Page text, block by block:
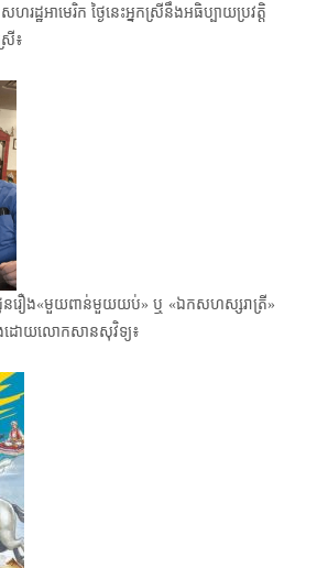
រដ្ឋអាមេរិក ថ្ងៃនេះអ្នកស្រីនឹងអធិប្បាយប្រវត្តិ
រី៖​
នរឿង«មួយពាន់មួយយប់» ឬ «ឯកសហស្សរាត្រី»
ងដោយលោកសានសុវិទ្យ៖